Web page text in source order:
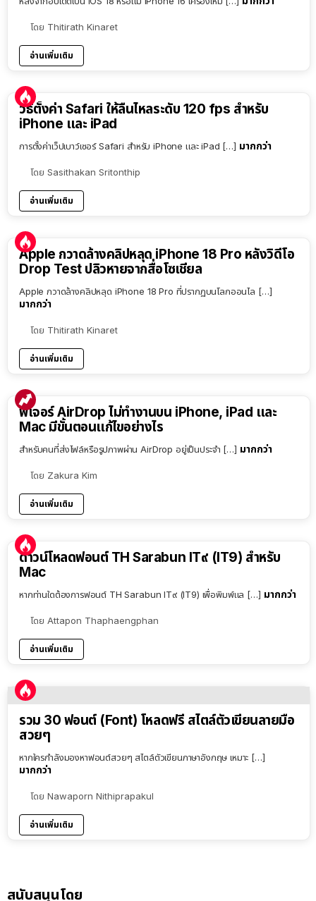
โดย Thitirath Kinaret
อ่านเพิ่มเติม
วิธีตั้งค่า Safari ให้ลื่นไหลระดับ 120 fps สำหรับ
iPhone และ iPad
การตั้งค่าเว็ปเบาว์เซอร์ Safari สำหรับ iPhone และ iPad […] มากกว่า
โดย Sasithakan Sritonthip
อ่านเพิ่มเติม
Apple กวาดล้างคลิปหลุด iPhone 18 Pro หลังวิดีโอ
Drop Test ปลิวหายจากสื่อโซเชียล
Apple กวาดล้างคลิปหลุด iPhone 18 Pro ที่ปรากฏบนโลกออนไล […]
มากกว่า
โดย Thitirath Kinaret
อ่านเพิ่มเติม
ฟีเจอร์ AirDrop ไม่ทำงานบน iPhone, iPad และ
Mac มีขั้นตอนแก้ไขอย่างไร
สำหรับคนที่ส่งไฟล์หรือรูปภาพผ่าน AirDrop อยู่เป็นประจำ […] มากกว่า
โดย Zakura Kim
อ่านเพิ่มเติม
ดาวน์โหลดฟอนต์ TH Sarabun IT๙ (IT9) สำหรับ
Mac
หากท่านใดต้องการฟอนต์ TH Sarabun IT๙ (IT9) เพื่อพิมพ์แล […] มากกว่า
โดย Attapon Thaphaengphan
อ่านเพิ่มเติม
รวม 30 ฟอนต์ (Font) โหลดฟรี สไตล์ตัวเขียนลายมือ
สวยๆ
หากใครกำลังมองหาฟอนต์สวยๆ สไตล์ตัวเขียนภาษาอังกฤษ เหมาะ […]
มากกว่า
โดย Nawaporn Nithiprapakul
อ่านเพิ่มเติม
สนับสนุนโดย